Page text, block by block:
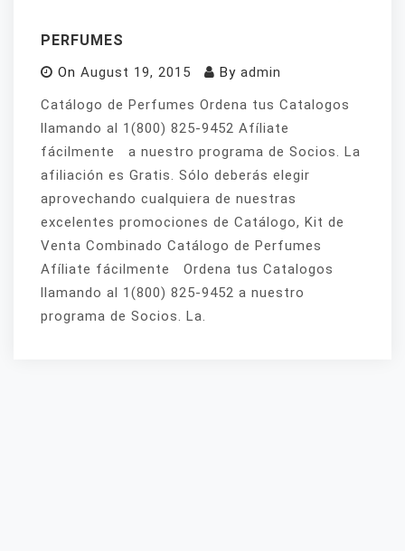
PERFUMES
On August 19, 2015 By admin
Catálogo de Perfumes Ordena tus Catalogos
llamando al 1(800) 825-9452 Afíliate
fácilmente a nuestro programa de Socios. La
afiliación es Gratis. Sólo deberás elegir
aprovechando cualquiera de nuestras
excelentes promociones de Catálogo, Kit de
Venta Combinado Catálogo de Perfumes
Afíliate fácilmente Ordena tus Catalogos
llamando al 1(800) 825-9452 a nuestro
programa de Socios. La.